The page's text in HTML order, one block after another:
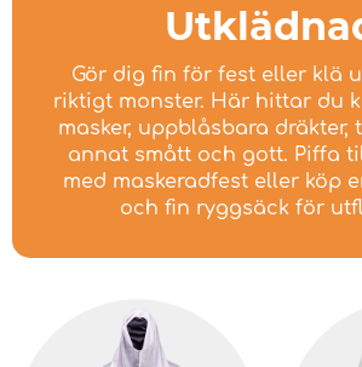
Gör dig fin för fest eller klä
riktigt monster. Här hittar du
masker, uppblåsbara dräkter,
annat smått och gott. Piffa
med maskeradfest eller köp
och fin ryggsäck för